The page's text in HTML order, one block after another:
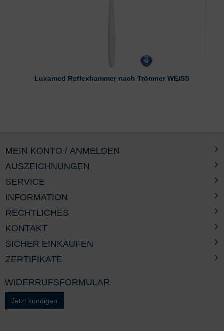
Luxamed Reflexhammer nach Trömner WEISS
AUSZEICHNUNGEN
SERVICE
INFORMATION
RECHTLICHES
MEIN KONTO / ANMELDEN
KONTAKT
SICHER EINKAUFEN
ZERTIFIKATE
WIDERRUFSFORMULAR
Jetzt kündigen